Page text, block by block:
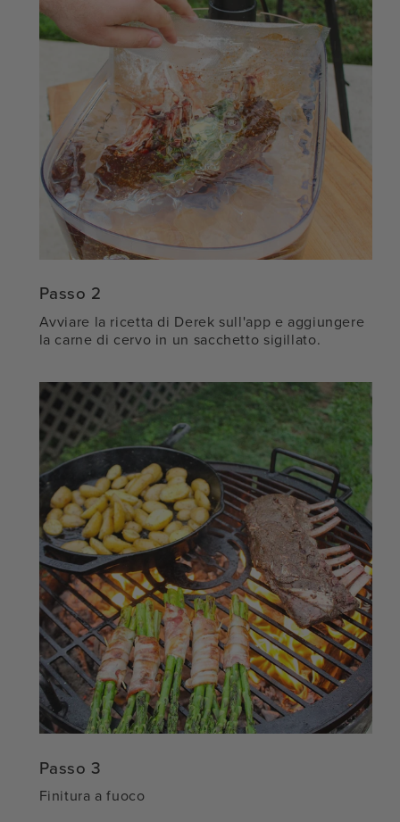
Passo 2
Avviare la ricetta di Derek sull'app e aggiungere
la carne di cervo in un sacchetto sigillato.
Passo 3
Finitura a fuoco